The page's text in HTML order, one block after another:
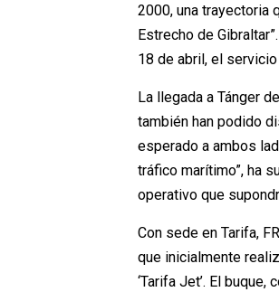
2000, una trayectoria
Estrecho de
18 de abril, el
La llegada a Tánger
también han podido
esperado a ambos
tráfico marítimo”, ha
operativo que
Con sede en Tarifa,
que inicialmente
‘Tarifa Jet’. El